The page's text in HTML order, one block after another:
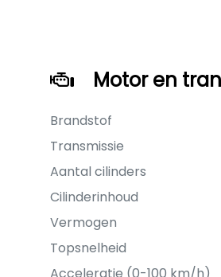
Motor en
Brandstof
Transmissie
Aantal cilinders
Cilinderinhoud
Vermogen
Topsnelheid